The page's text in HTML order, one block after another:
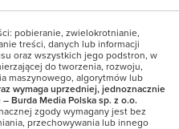
pobieranie, zwielokrotnianie,
treści, danych lub informacji
oraz wszystkich jego podstron, w
do tworzenia, rozwoju,
maszynowego, algorytmów lub
wymaga uprzedniej, jednoznacznie
Burda Media Polska sp. z o.o.
zgody wymagany jest bez
przechowywania lub innego